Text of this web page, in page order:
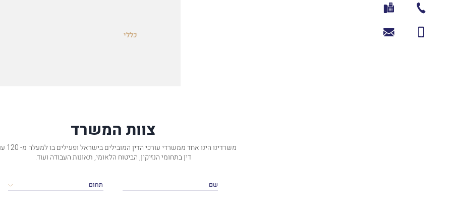
כללי
צוות המשרד
משרדינו הינו
דין בתחומי הנזיקין, הביטוח הלאומי, תאונות העבודה ועוד.